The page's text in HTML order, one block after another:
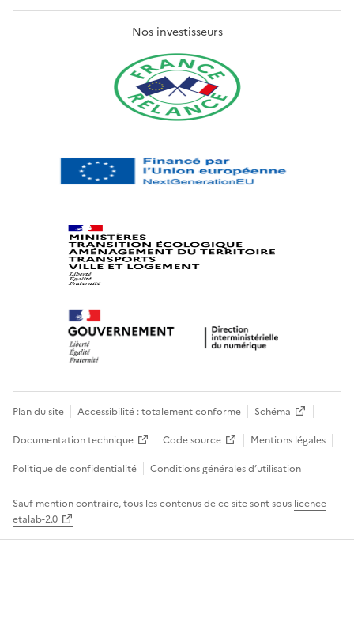
Nos investisseurs
Plan du site Accessibilité : totalement conforme
Schéma
Documentation technique
Code source
Mentions légales
Politique de confidentialité
Conditions générales d’utilisation
Sauf mention contraire, tous les contenus de ce site sont sous licence
etalab-2.0